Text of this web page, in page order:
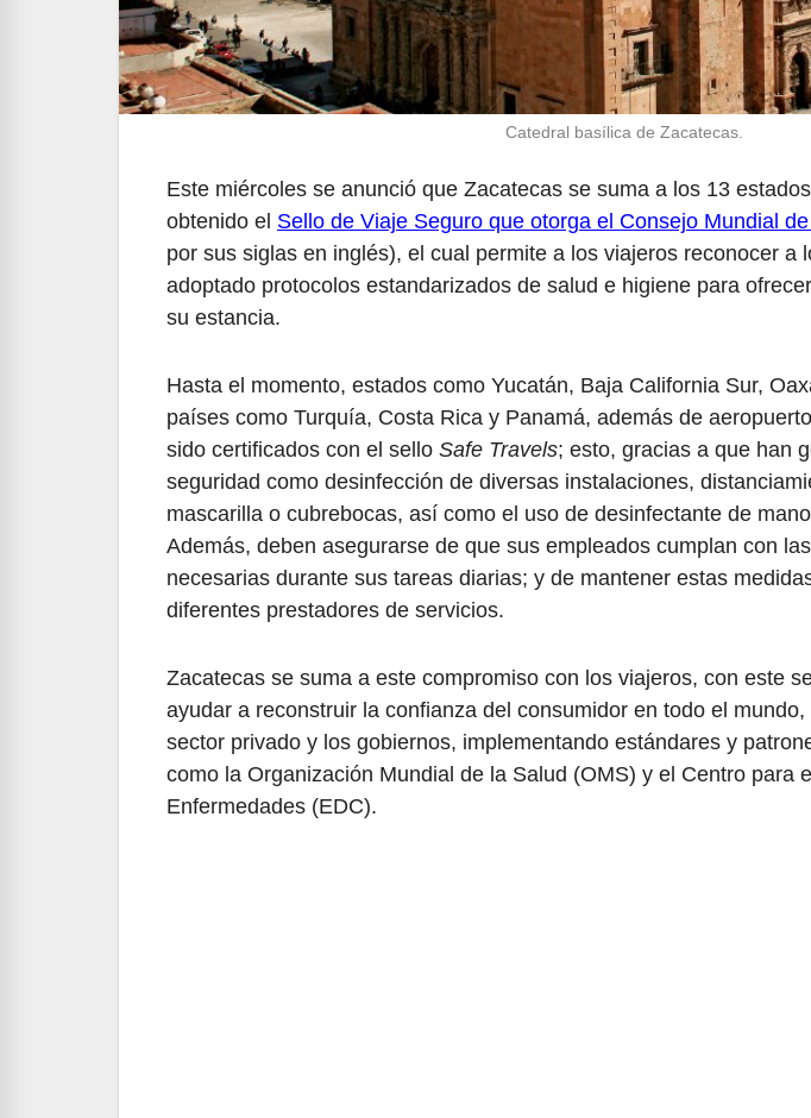
Catedral basílica de Zacatecas.
Este miércoles se anunció que Zacatecas se suma a los 13
obtenido el Sello de Viaje Seguro que otorga el Consejo Mundial
por sus siglas en inglés), el cual permite a los viajeros reconocer a
adoptado protocolos estandarizados de salud e higiene para
su estancia.
Hasta el momento, estados como Yucatán, Baja California Sur,
países como Turquía, Costa Rica y Panamá, además de
sido certificados con el sello Safe Travels; esto, gracias a que han
seguridad como desinfección de diversas instalaciones,
mascarilla o cubrebocas, así como el uso de desinfectante de
Además, deben asegurarse de que sus empleados cumplan con
necesarias durante sus tareas diarias; y de mantener estas
diferentes prestadores de servicios.
Zacatecas se suma a este compromiso con los viajeros, con este
ayudar a reconstruir la confianza del consumidor en todo el mundo,
sector privado y los gobiernos, implementando estándares y
como la Organización Mundial de la Salud (OMS) y el Centro para
Enfermedades (EDC).